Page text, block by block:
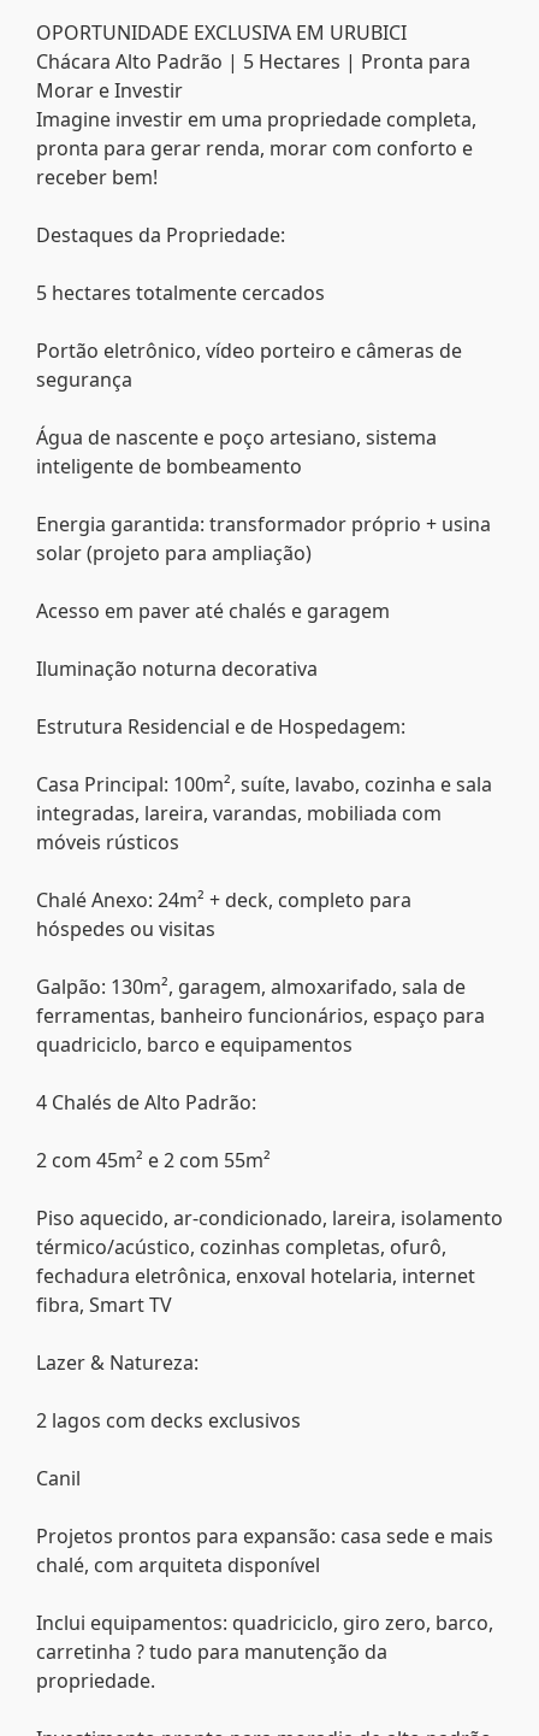
OPORTUNIDADE EXCLUSIVA EM URUBICI
Chácara Alto Padrão | 5 Hectares | Pronta para
Morar e Investir
Imagine investir em uma propriedade completa,
pronta para gerar renda, morar com conforto e
receber bem!
Destaques da Propriedade:
5 hectares totalmente cercados
Portão eletrônico, vídeo porteiro e câmeras de
segurança
Água de nascente e poço artesiano, sistema
inteligente de bombeamento
Energia garantida: transformador próprio + usina
solar (projeto para ampliação)
Acesso em paver até chalés e garagem
Iluminação noturna decorativa
Estrutura Residencial e de Hospedagem:
Casa Principal: 100m², suíte, lavabo, cozinha e sala
integradas, lareira, varandas, mobiliada com
móveis rústicos
Chalé Anexo: 24m² + deck, completo para
hóspedes ou visitas
Galpão: 130m², garagem, almoxarifado, sala de
ferramentas, banheiro funcionários, espaço para
quadriciclo, barco e equipamentos
4 Chalés de Alto Padrão:
2 com 45m² e 2 com 55m²
Piso aquecido, ar-condicionado, lareira, isolamento
térmico/acústico, cozinhas completas, ofurô,
fechadura eletrônica, enxoval hotelaria, internet
fibra, Smart TV
Lazer & Natureza:
2 lagos com decks exclusivos
Canil
Projetos prontos para expansão: casa sede e mais
chalé, com arquiteta disponível
Inclui equipamentos: quadriciclo, giro zero, barco,
carretinha ? tudo para manutenção da
propriedade.